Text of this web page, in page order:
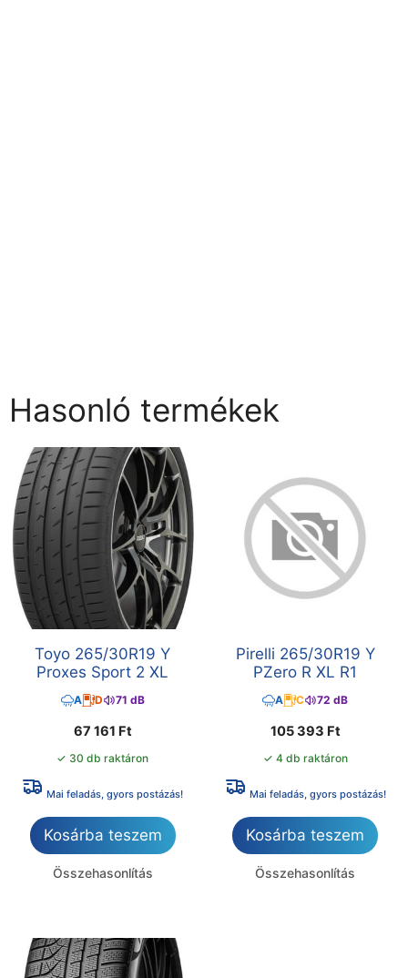
Hasonló termékek
Toyo 265/30R19 Y
Proxes Sport 2 XL
A D 71 dB
67 161 Ft
✓ 30 db raktáron
Mai feladás, gyors postázás!
Kosárba teszem
Összehasonlítás
Pirelli 265/30R19 Y
PZero R XL R1
A C 72 dB
105 393 Ft
✓ 4 db raktáron
Mai feladás, gyors postázás!
Kosárba teszem
Összehasonlítás